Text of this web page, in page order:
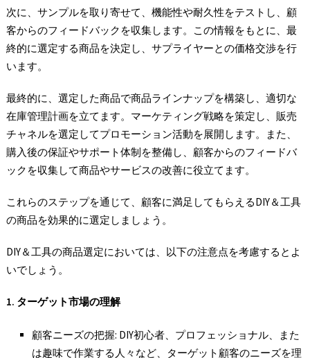
次に、サンプルを取り寄せて、機能性や耐久性をテストし、顧
客からのフィードバックを収集します。この情報をもとに、最
終的に選定する商品を決定し、サプライヤーとの価格交渉を行
います。
最終的に、選定した商品で商品ラインナップを構築し、適切な
在庫管理計画を立てます。マーケティング戦略を策定し、販売
チャネルを選定してプロモーション活動を展開します。また、
購入後の保証やサポート体制を整備し、顧客からのフィードバ
ックを収集して商品やサービスの改善に役立てます。
これらのステップを通じて、顧客に満足してもらえるDIY＆工具
の商品を効果的に選定しましょう。
DIY＆工具の商品選定においては、以下の注意点を考慮するとよ
いでしょう。
1. ターゲット市場の理解
顧客ニーズの把握: DIY初心者、プロフェッショナル、また
は趣味で作業する人々など、ターゲット顧客のニーズを理